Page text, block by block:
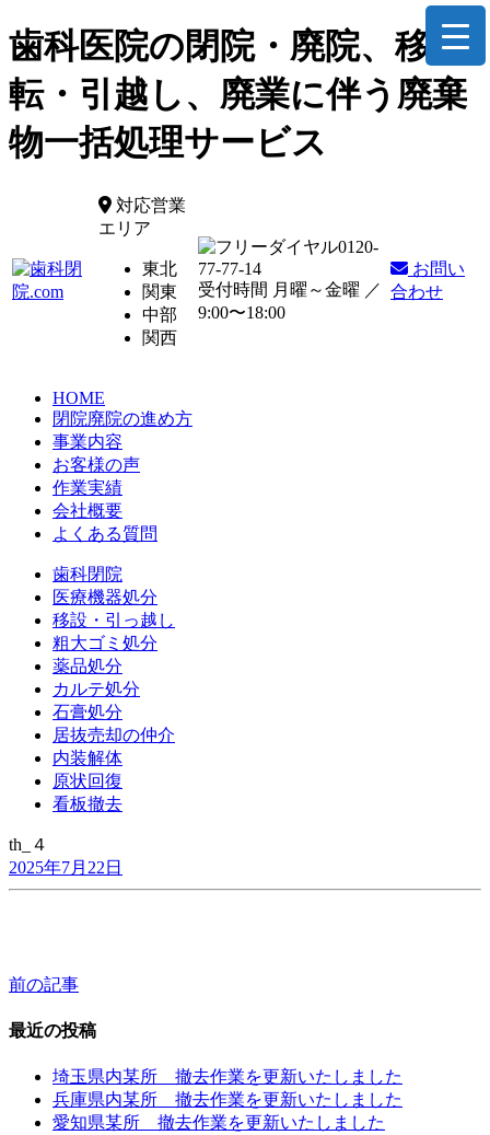
歯科医院の閉院・廃院、移
転・引越し、廃業に伴う廃棄
物一括処理サービス
対応営業
エリア
東北
関東
中部
関西
0120-
77-77-14
受付時間 月曜～金曜 ／
9:00〜18:00
お問い
合わせ
HOME
閉院廃院の進め方
事業内容
お客様の声
作業実績
会社概要
よくある質問
歯科閉院
医療機器処分
移設・引っ越し
粗大ゴミ処分
薬品処分
カルテ処分
石膏処分
居抜売却の仲介
内装解体
原状回復
看板撤去
th_４
2025年7月22日
投
稿
前の記事
最近の投稿
埼玉県内某所 撤去作業を更新いたしました
兵庫県内某所 撤去作業を更新いたしました
愛知県某所 撤去作業を更新いたしました